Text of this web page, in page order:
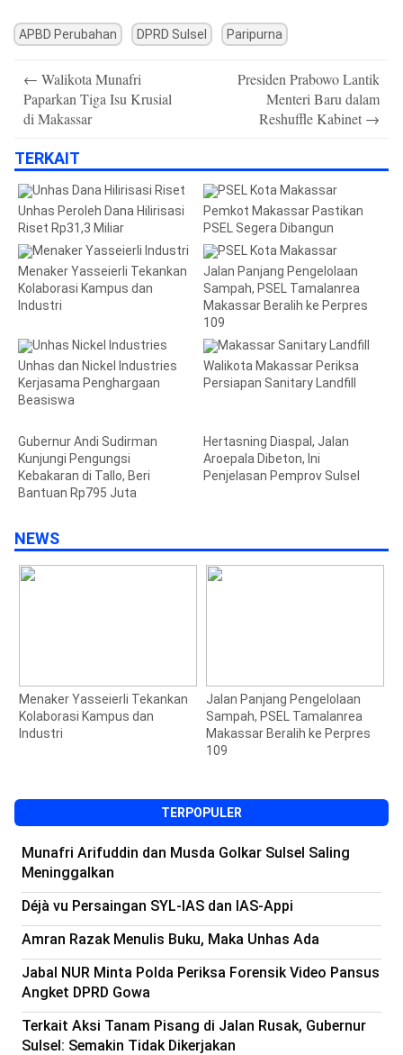
APBD Perubahan DPRD Sulsel Paripurna
navigation
← Walikota Munafri
Paparkan Tiga Isu Krusial
di Makassar
Presiden Prabowo Lantik
Menteri Baru dalam
Reshuffle Kabinet →
TERKAIT
Unhas Peroleh Dana Hilirisasi
Riset Rp31,3 Miliar
Pemkot Makassar Pastikan
PSEL Segera Dibangun
Menaker Yasseierli Tekankan
Kolaborasi Kampus dan
Industri
Jalan Panjang Pengelolaan
Sampah, PSEL Tamalanrea
Makassar Beralih ke Perpres
109
Unhas dan Nickel Industries
Kerjasama Penghargaan
Beasiswa
Walikota Makassar Periksa
Persiapan Sanitary Landfill
Gubernur Andi Sudirman
Kunjungi Pengungsi
Kebakaran di Tallo, Beri
Bantuan Rp795 Juta
Hertasning Diaspal, Jalan
Aroepala Dibeton, Ini
Penjelasan Pemprov Sulsel
NEWS
Menaker Yasseierli Tekankan
Kolaborasi Kampus dan
Industri
Jalan Panjang Pengelolaan
Sampah, PSEL Tamalanrea
Makassar Beralih ke Perpres
109
TERPOPULER
Munafri Arifuddin dan Musda Golkar Sulsel Saling
Meninggalkan
Déjà vu Persaingan SYL-IAS dan IAS-Appi
Amran Razak Menulis Buku, Maka Unhas Ada
Jabal NUR Minta Polda Periksa Forensik Video Pansus
Angket DPRD Gowa
Terkait Aksi Tanam Pisang di Jalan Rusak, Gubernur
Sulsel: Semakin Tidak Dikerjakan